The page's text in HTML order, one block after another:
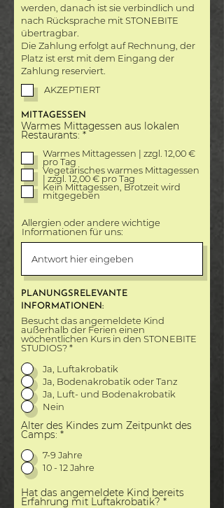
werden, danach ist sie verbindlich und
nach Rücksprache mit STONEBITE
übertragbar.
Die Zahlung erfolgt auf Rechnung, der
Platz ist erst mit dem Eingang der
Zahlung reserviert.
AKZEPTIERT
MITTAGESSEN
Warmes Mittagessen aus lokalen
Restaurants: *P
l
c
h
t
f
d
Warmes Mittagessen | zzgl. 12,00 €
pro Tag
Vegetarisches warmes Mittagessen
| zzgl. 12,00 € pro Tag
Kein Mittagessen, Brotzeit wird
mitgegeben
Allergien oder andere wichtige
Informationen für uns:
PLANUNGSRELEVANTE
INFORMATIONEN:
Besucht das angemeldete Kind
außerhalb der Ferien einen
wöchentlichen Kurs in den STONEBITE
STUDIOS?*
Ja, Luftakrobatik
Ja, Bodenakrobatik oder Tanz
Ja, Luft- und Bodenakrobatik
Nein
Alter des Kindes zum Zeitpunkt des
Camps: *
7-9 Jahre
10 - 12 Jahre
Hat das angemeldete Kind bereits
Erfahrung mit Luftakrobatik? *